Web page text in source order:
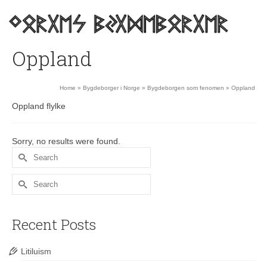
Oppland
Home » Bygdeborger i Norge » Bygdeborgen som fenomen » Oppland
Oppland flylke
Sorry, no results were found.
Search
for:
Search
for:
Recent Posts
Litiluism